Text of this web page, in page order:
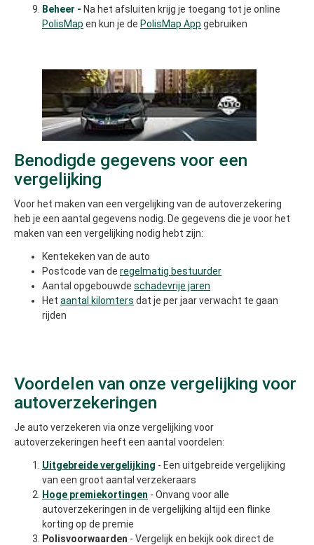
Beheer - Na het afsluiten krijg je toegang tot je online
PolisMap en kun je de PolisMap App gebruiken
Benodigde gegevens voor een
vergelijking
Voor het maken van een vergelijking van de autoverzekering
heb je een aantal gegevens nodig. De gegevens die je voor het
maken van een vergelijking nodig hebt zijn:
Kentekeken van de auto
Postcode van de regelmatig bestuurder
Aantal opgebouwde schadevrije jaren
Het aantal kilomters dat je per jaar verwacht te gaan
rijden
Voordelen van onze vergelijking voor
autoverzekeringen
Je auto verzekeren via onze vergelijking voor
autoverzekeringen heeft een aantal voordelen:
Uitgebreide vergelijking - Een uitgebreide vergelijking
van een groot aantal verzekeraars
Hoge premiekortingen - Onvang voor alle
autoverzekeringen in de vergelijking altijd een flinke
korting op de premie
Polisvoorwaarden - Vergelijk en bekijk ook direct de